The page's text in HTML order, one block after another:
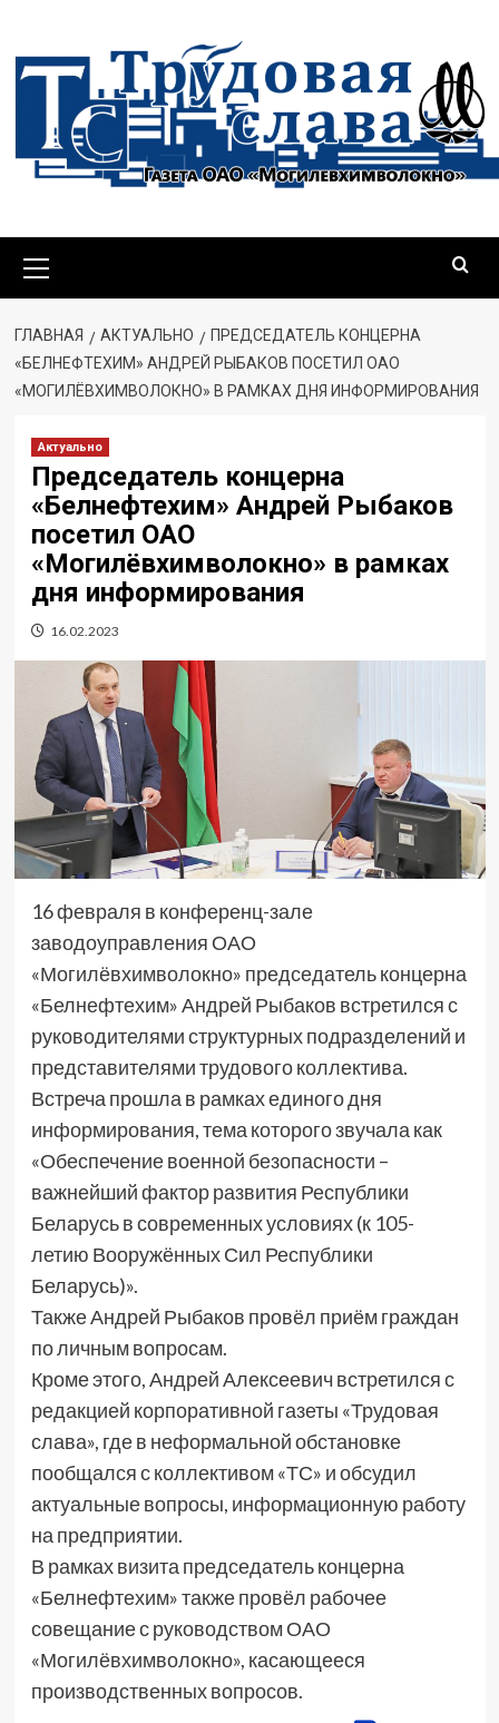
содержимому
меню
ГЛАВНАЯ АКТУАЛЬНО
ПРЕДСЕДАТЕЛЬ КОНЦЕРНА
«БЕЛНЕФТЕХИМ» АНДРЕЙ РЫБАКОВ ПОСЕТИЛ ОАО
«МОГИЛЁВХИМВОЛОКНО» В РАМКАХ ДНЯ ИНФОРМИРОВАНИЯ
Актуально
Председатель концерна
«Белнефтехим» Андрей Рыбаков
посетил ОАО
«Могилёвхимволокно» в рамках
дня информирования
16.02.2023
16 февраля в конференц-зале
заводоуправления ОАО
«Могилёвхимволокно» председатель концерна
«Белнефтехим» Андрей Рыбаков встретился с
руководителями структурных подразделений и
представителями трудового коллектива.
Встреча прошла в рамках единого дня
информирования, тема которого звучала как
«Обеспечение военной безопасности –
важнейший фактор развития Республики
Беларусь в современных условиях (к 105-
летию Вооружённых Сил Республики
Беларусь)».
Также Андрей Рыбаков провёл приём граждан
по личным вопросам.
Кроме этого, Андрей Алексеевич встретился с
редакцией корпоративной газеты «Трудовая
слава», где в неформальной обстановке
пообщался с коллективом «ТС» и обсудил
актуальные вопросы, информационную работу
на предприятии.
В рамках визита председатель концерна
«Белнефтехим» также провёл рабочее
совещание с руководством ОАО
«Могилёвхимволокно», касающееся
производственных вопросов.